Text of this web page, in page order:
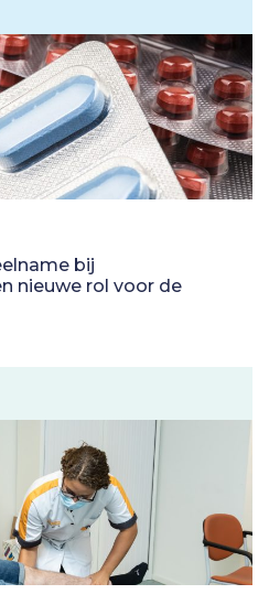
bij
nieuwe rol voor de